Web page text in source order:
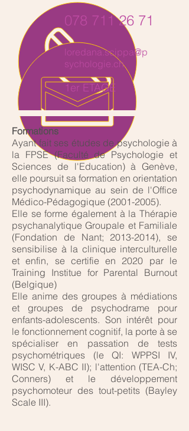
078 711 26 71
loredana.scippa@p
sychologie.ch
1er ETAGE
Formations
Ayant fait ses études de psychologie à
la FPSE (Faculté de Psychologie et
Sciences de l'Education) à Genève,
elle poursuit sa formation en orientation
psychodynamique au sein de l'Office
Médico-Pédagogique (2001-2005).
Elle se forme également à la Thérapie
psychanalytique Groupale et Familiale
(Fondation de Nant;2013-2014), se
sensibilise à la clinique interculturelle
et enfin, se certifie en 2020 par le
Training Institue for Parental Burnout
(Belgique)
Elle anime des groupes à médiations
et groupes de psychodrame pour
enfants-adolescents. Son intérêt pour
le fonctionnement cognitif, la porte à se
spécialiser en passation de tests
psychométriques (le QI: WPPSI IV,
WISC V, K-ABC II); l'attention (TEA-Ch;
Conners) et le développement
psychomoteur des tout-petits (Bayley
Scale III).